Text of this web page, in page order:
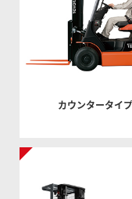
カウンタータイプ